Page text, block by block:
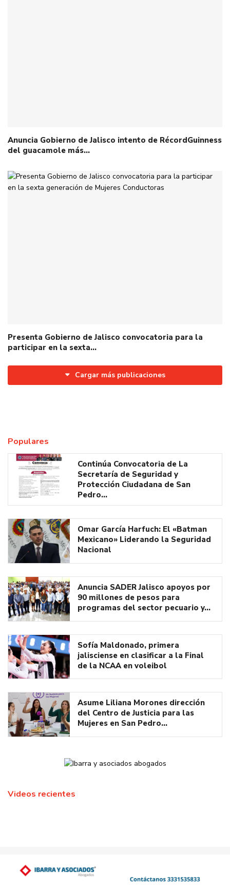
Anuncia Gobierno de Jalisco intento de RécordGuinness
del guacamole más…
Presenta Gobierno de Jalisco convocatoria para la
participar en la sexta…
Cargar más publicaciones
Populares
Continúa Convocatoria de La
Secretaría de Seguridad y
Protección Ciudadana de San
Pedro…
Omar García Harfuch: El «Batman
Mexicano» Liderando la Seguridad
Nacional
Anuncia SADER Jalisco apoyos por
90 millones de pesos para
programas del sector pecuario y…
Sofía Maldonado, primera
jalisciense en clasificar a la Final
de la NCAA en voleibol
Asume Liliana Morones dirección
del Centro de Justicia para las
Mujeres en San Pedro…
Videos recientes